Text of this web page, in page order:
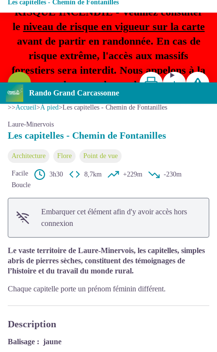
RISQUE INCENDIE - Veuillez consulter
le niveau de risque en vigueur sur la carte
avant de partir en randonnée. En cas de
risque extrême, l'accès aux massifs
forestiers sera interdit. Nous appelons à la
plus grande prudence.
Rando Grand Carcassonne
Les capitelles - Chemin de Fontanilles
ImprimerTéléchargerSignaler
>>Accueil>À pied>Les capitelles - Chemin de Fontanilles
Laure-Minervois
Les capitelles - Chemin de Fontanilles
Architecture Flore Point de vue
Facile 3h30 8,7km +229m
-230m
Boucle
Embarquer cet élément afin d'y avoir accès hors
connexion
Le vaste territoire de Laure-Minervois, les capitelles, simples
abris de pierres sèches, constituent des témoignages de
l’histoire et du travail du monde rural.
Chaque capitelle porte un prénom féminin différent.
Description
Balisage : jaune